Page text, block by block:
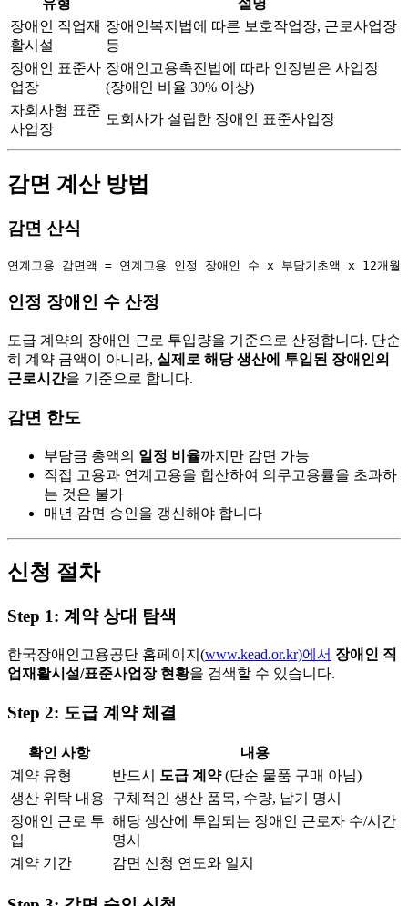
유형
설명
장애인 직업재
활시설
장애인복지법에 따른 보호작업장, 근로사업장
등
장애인 표준사
업장
장애인고용촉진법에 따라 인정받은 사업장
(장애인 비율 30% 이상)
자회사형 표준
사업장
모회사가 설립한 장애인 표준사업장
감면 계산 방법
감면 산식
인정 장애인 수 산정
도급 계약의 장애인 근로 투입량을 기준으로 산정합니다. 단순
히 계약 금액이 아니라, 실제로 해당 생산에 투입된 장애인의
근로시간을 기준으로 합니다.
감면 한도
부담금 총액의 일정 비율까지만 감면 가능
직접 고용과 연계고용을 합산하여 의무고용률을 초과하
는 것은 불가
매년 감면 승인을 갱신해야 합니다
신청 절차
Step 1: 계약 상대 탐색
한국장애인고용공단 홈페이지(www.kead.or.kr)에서 장애인 직
업재활시설/표준사업장 현황을 검색할 수 있습니다.
Step 2: 도급 계약 체결
확인 사항
내용
계약 유형
반드시 도급 계약(단순 물품 구매 아님)
생산 위탁 내용 구체적인 생산 품목, 수량, 납기 명시
장애인 근로 투
입
해당 생산에 투입되는 장애인 근로자 수/시간
명시
계약 기간
감면 신청 연도와 일치